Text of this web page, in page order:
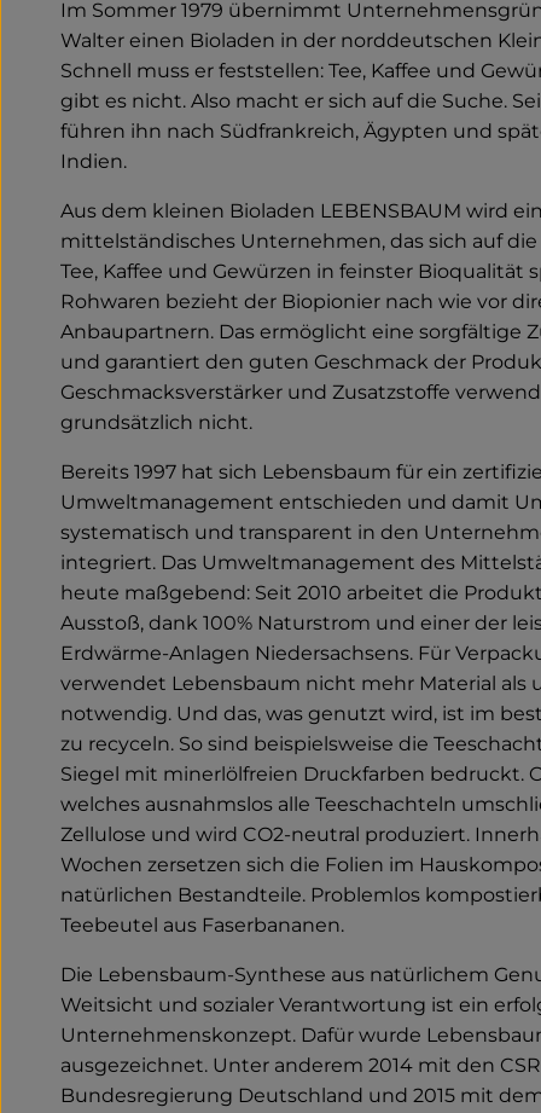
Im Sommer 1979 übernimmt
Walter einen Bioladen in der norddeutschen
Schnell muss er feststellen: Tee, Kaffee und
gibt es nicht. Also macht er sich auf die Suche.
führen ihn nach Südfrankreich, Ägypten und
Indien.
Aus dem kleinen Bioladen LEBENSBAUM wird
mittelständisches Unternehmen, das sich auf
Tee, Kaffee und Gewürzen in feinster Bioqualität
Rohwaren bezieht der Biopionier nach wie vor
Anbaupartnern. Das ermöglicht eine sorgfältige
und garantiert den guten Geschmack der
Geschmacksverstärker und Zusatzstoffe
grundsätzlich nicht.
Bereits 1997 hat sich Lebensbaum für ein
Umweltmanagement entschieden und damit
systematisch und transparent in den
integriert. Das Umweltmanagement des
heute maßgebend: Seit 2010 arbeitet die
Ausstoß, dank 100% Naturstrom und einer der
Erdwärme-Anlagen Niedersachsens. Für
verwendet Lebensbaum nicht mehr Material als
notwendig. Und das, was genutzt wird, ist im
zu recyceln. So sind beispielsweise die
Siegel mit minerlölfreien Druckfarben bedruckt.
welches ausnahmslos alle Teeschachteln
Zellulose und wird CO2-neutral produziert.
Wochen zersetzen sich die Folien im
natürlichen Bestandteile. Problemlos
Teebeutel aus Faserbananen.
Die Lebensbaum-Synthese aus natürlichem
Weitsicht und sozialer Verantwortung ist ein
Unternehmenskonzept. Dafür wurde
ausgezeichnet. Unter anderem 2014 mit den
Bundesregierung Deutschland und 2015 mit